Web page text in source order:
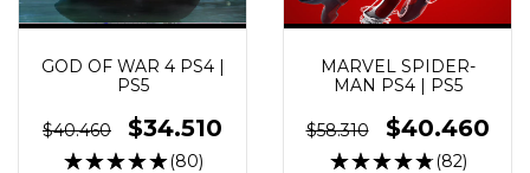
GOD OF WAR 4 PS4 |
PS5
$40.460 $34.510
(80)
MARVEL SPIDER-
MAN PS4 | PS5
$58.310 $40.460
(82)